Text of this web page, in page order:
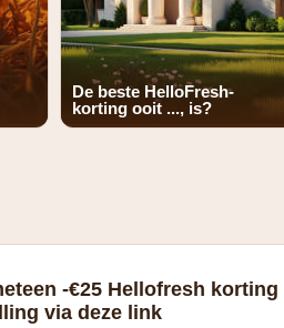
De beste HelloFresh-
korting ooit ..., is?
-€25 Hellofresh korting
via deze link